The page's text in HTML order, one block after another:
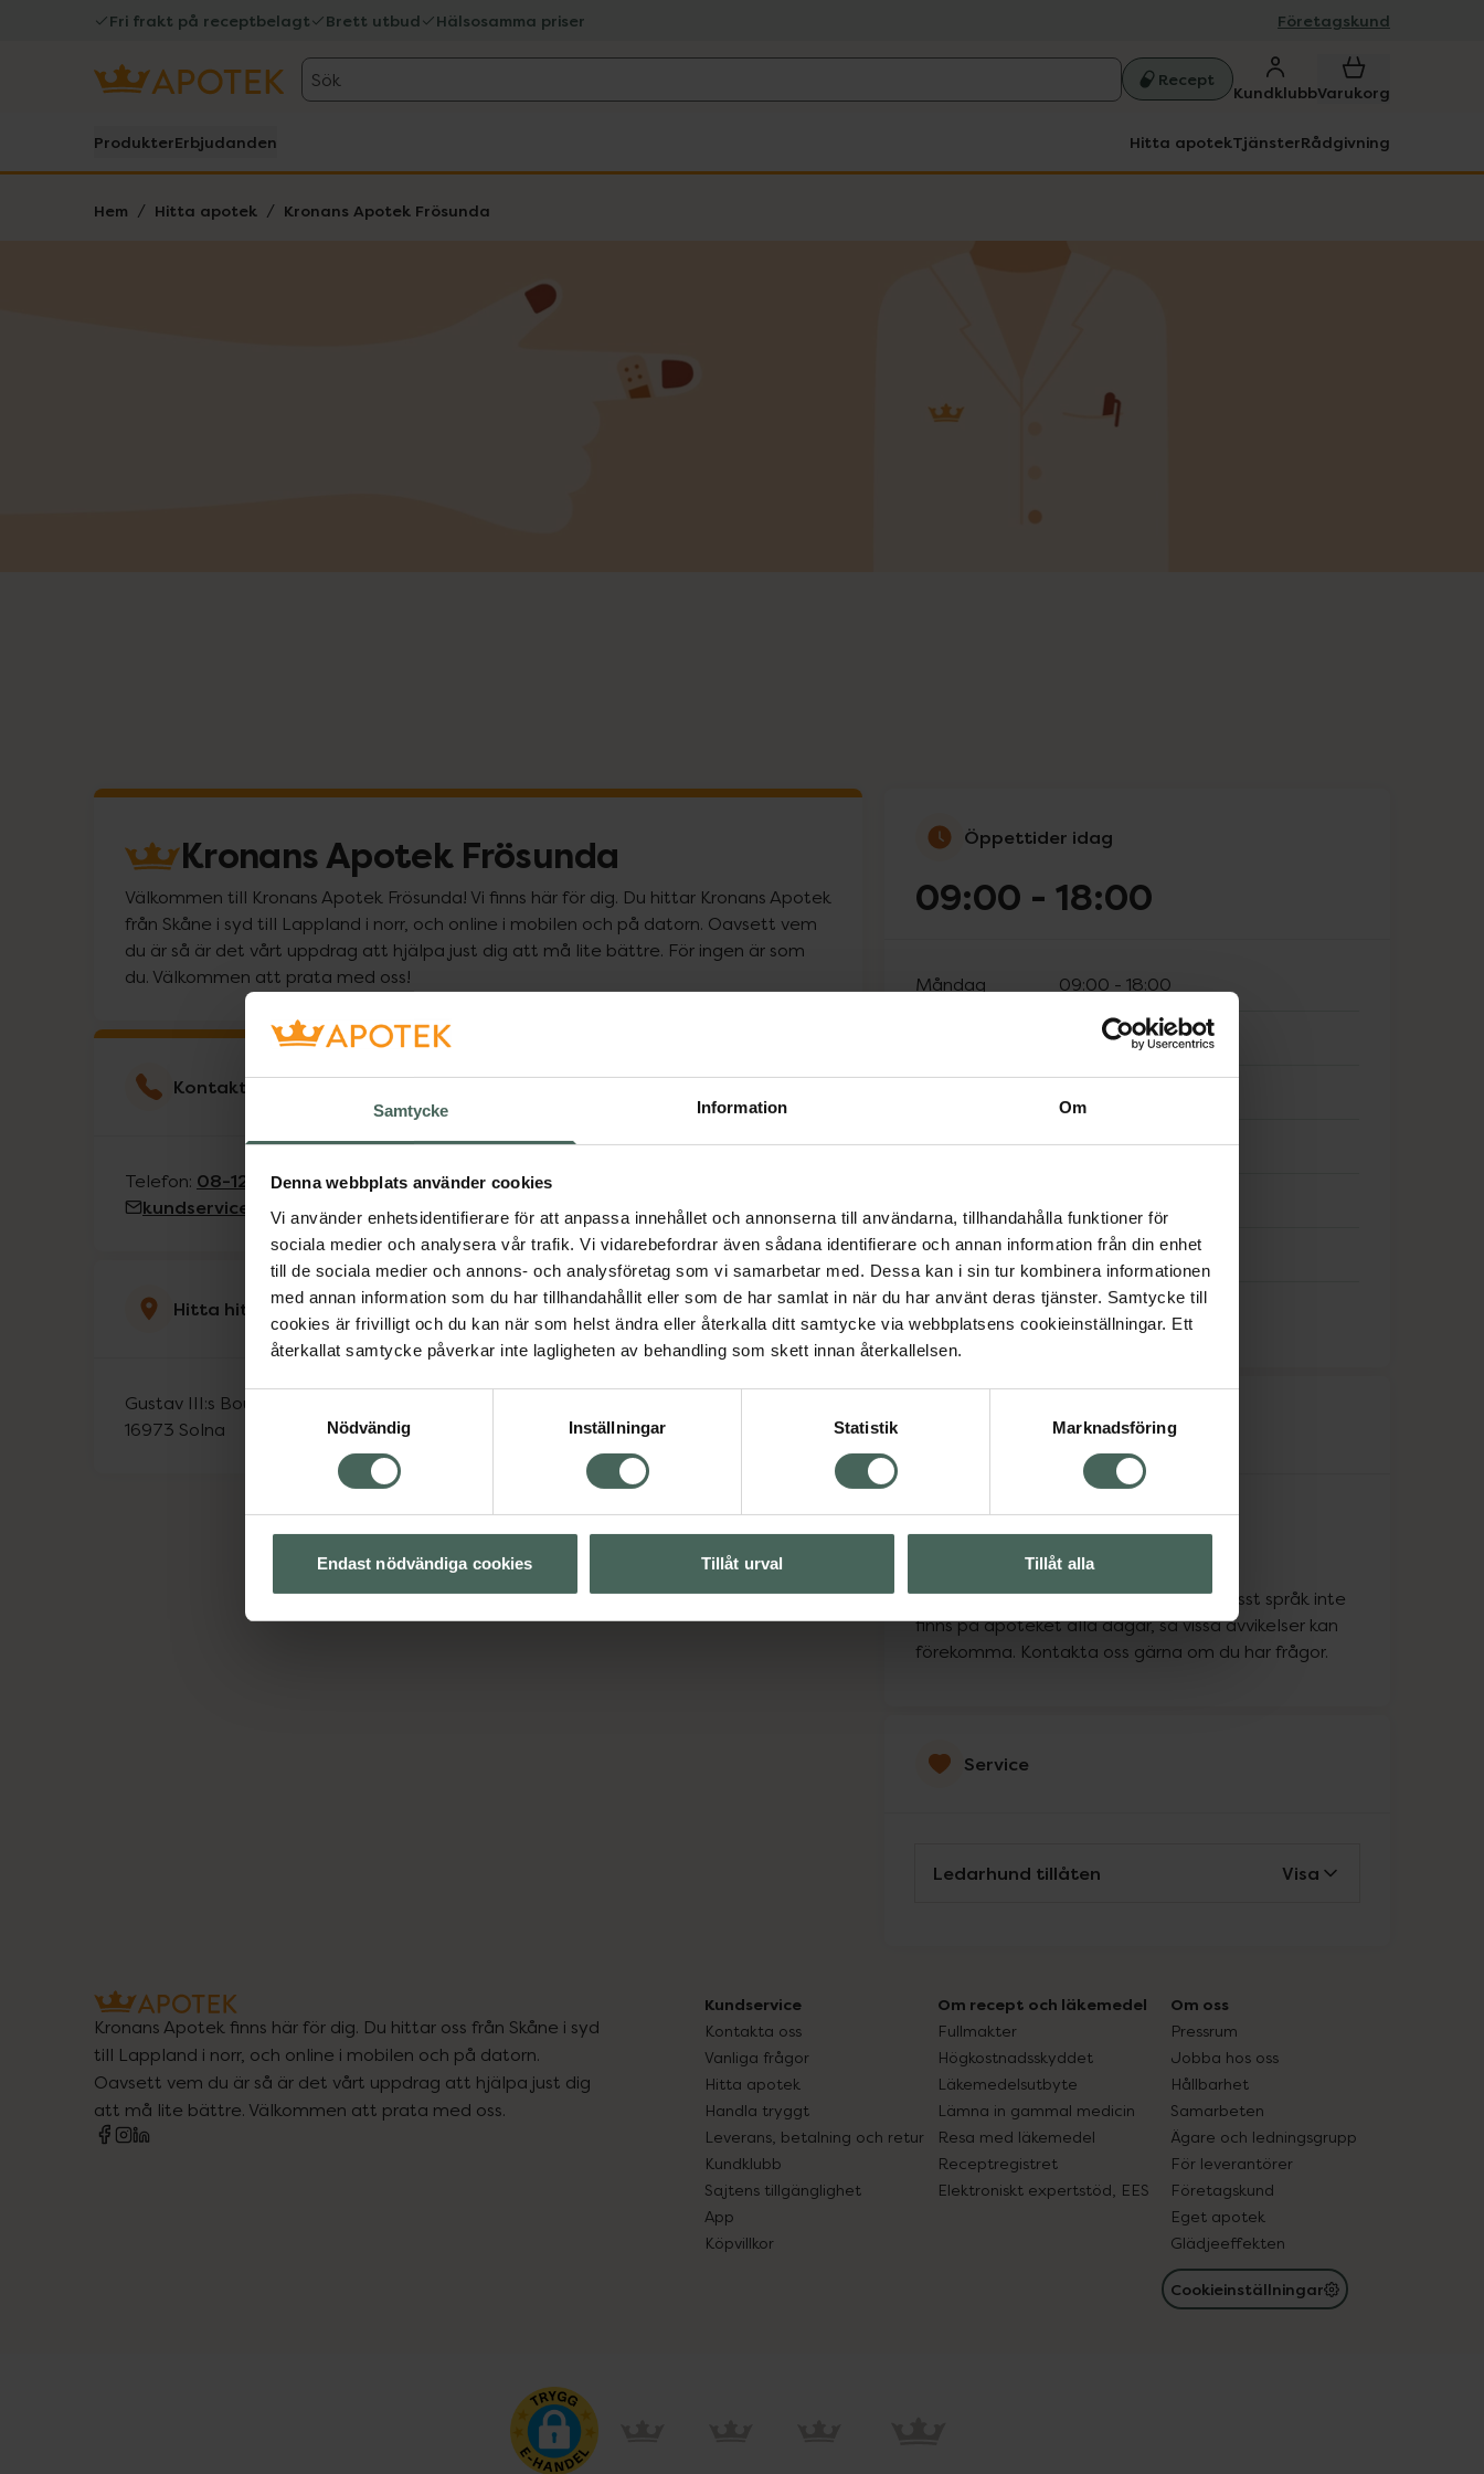
Samtycke Information Om
Denna webbplats använder cookies
Vi använder enhetsidentifierare för att anpassa innehållet och annonserna till användarna, tillhandahålla funktioner för
sociala medier och analysera vår trafik. Vi vidarebefordrar även sådana identifierare och annan information från din enhet
till de sociala medier och annons- och analysföretag som vi samarbetar med. Dessa kan i sin tur kombinera informationen
med annan information som du har tillhandahållit eller som de har samlat in när du har använt deras tjänster. Samtycke till
cookies är frivilligt och du kan när som helst ändra eller återkalla ditt samtycke via webbplatsens cookieinställningar. Ett
återkallat samtycke påverkar inte lagligheten av behandling som skett innan återkallelsen.
Samtyckesval
Nödvändig
Inställningar Statistik Marknadsföring
Endast nödvändiga cookies Tillåt urval Tillåt alla
Fri frakt på receptbelagt Brett utbud Hälsosamma priser Företagskund
Sök Recept
KundklubbVarukorg
ProdukterErbjudanden Hitta apotekTjänsterRådgivning
Hem Hitta apotek Kronans Apotek Frösunda
Kronans Apotek Frösunda
Välkommen till Kronans Apotek Frösunda! Vi finns här för dig. Du hittar Kronans Apotek
från Skåne i syd till Lappland i norr, och online i mobilen och på datorn. Oavsett vem
du är så är det vårt uppdrag att hjälpa just dig att må lite bättre. För ingen är som
du. Välkommen att prata med oss!
Kontakta kundservice
Telefon: 08-122 021 80
kundservice@kronansapotek.se
Hitta hit
Gustav III:s Boulevard 42
16973 Solna
Öppettider idag
09:00 -18:00
Måndag 09:00 -18:00
09:00-18:00
Torsdag 09:00-18:00
Lördag 10:00-14:00
Söndag Stängt
Svenska
Tänk på att personen som pratar ett visst språk inte
finns på apoteket alla dagar, så vissa avvikelser kan
förekomma. Kontakta oss gärna om du har frågor.
Service
Ledarhund tillåten Visa
Kronans Apotek finns här för dig. Du hittar oss från Skåne i syd
till Lappland i norr, och online i mobilen och på datorn.
Oavsett vem du är så är det vårt uppdrag att hjälpa just dig
att må lite bättre. Välkommen att prata med oss.
Kundservice
Kontakta oss
Vanliga frågor
Hitta apotek
Handla tryggt
Leverans, betalning och retur
Kundklubb
Sajtens tillgänglighet
App
Köpvillkor
Om recept och läkemedel
Fullmakter
Högkostnadsskyddet
Läkemedelsutbyte
Lämna in gammal medicin
Resa med läkemedel
Receptregistret
Elektroniskt expertstöd, EES
Om oss
Pressrum
Jobba hos oss
Hållbarhet
Samarbeten
Ägare och ledningsgrupp
För leverantörer
Företagskund
Eget apotek
Glädjeeffekten
Cookieinställningar